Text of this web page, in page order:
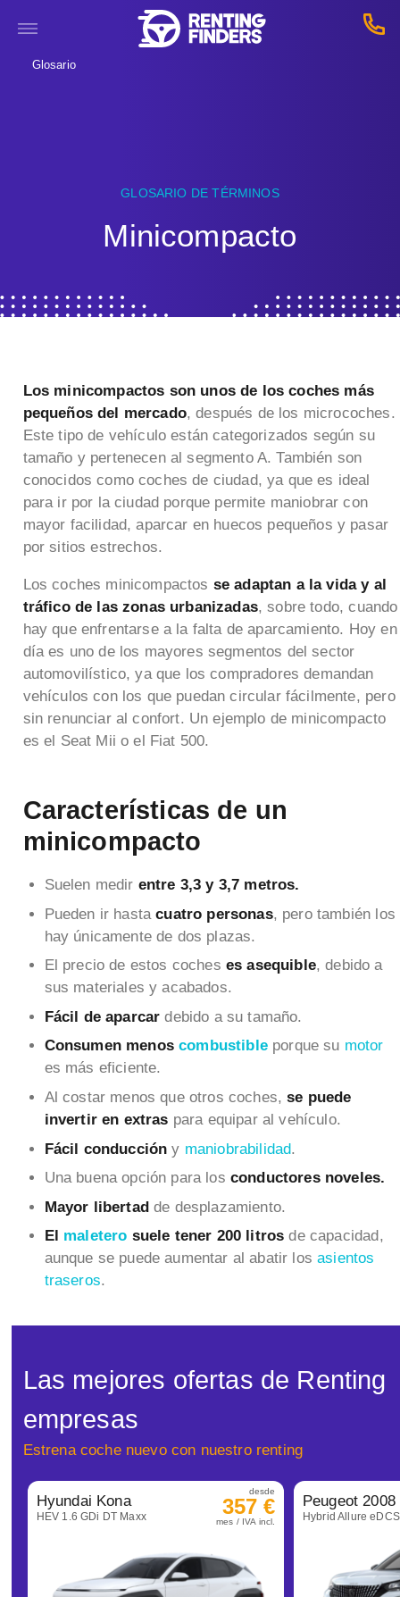
Glosario
GLOSARIO DE TÉRMINOS
Minicompacto
Los minicompactos son unos de los coches más
pequeños del mercado, después de los microcoches.
Este tipo de vehículo están categorizados según su
tamaño y pertenecen al segmento A. También son
conocidos como coches de ciudad, ya que es ideal
para ir por la ciudad porque permite maniobrar con
mayor facilidad, aparcar en huecos pequeños y pasar
por sitios estrechos.
Los coches minicompactos se adaptan a la vida y al
tráfico de las zonas urbanizadas, sobre todo, cuando
hay que enfrentarse a la falta de aparcamiento. Hoy en
día es uno de los mayores segmentos del sector
automovilístico, ya que los compradores demandan
vehículos con los que puedan circular fácilmente, pero
sin renunciar al confort. Un ejemplo de minicompacto
es el Seat Mii o el Fiat 500.
Características de un
minicompacto
Suelen medir entre 3,3 y 3,7 metros.
Pueden ir hastacuatro personas, pero también los
hay únicamente de dos plazas.
El precio de estos coches es asequible, debido a
sus materiales y acabados.
Fácil de aparcardebido a su tamaño.
Consumen menoscombustible porque su motor
es más eficiente.
Al costar menos que otros coches,se puede
invertir en extras para equipar al vehículo.
Fácil conducción y maniobrabilidad.
Una buena opción para los conductores noveles.
Mayor libertadde desplazamiento.
El maletero suele tener 200 litros de capacidad,
aunque se puede aumentar al abatir losasientos
traseros.
Las mejores ofertas de Renting
empresas
Estrena coche nuevo con nuestro renting
Hyundai Kona
HEV 1.6 GDi DT Maxx
desde
357 €
mes / IVA incl.
Peugeot 2008
Hybrid Allure